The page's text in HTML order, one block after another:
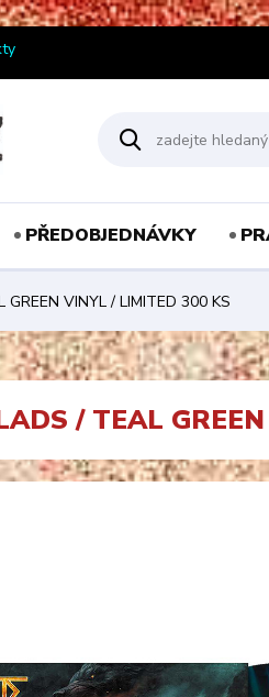
PŘEDOBJEDNÁVKY
VINYL / LIMITED 300 KS
/ TEAL